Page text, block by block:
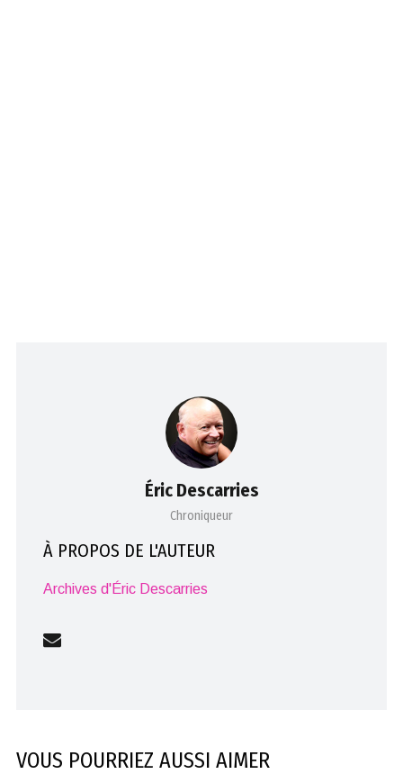
Éric Descarries
Chroniqueur
À PROPOS DE L'AUTEUR
Archives d'Éric Descarries
VOUS POURRIEZ AUSSI AIMER